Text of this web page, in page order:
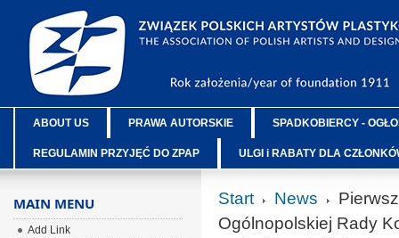
ABOUT US PRAWA AUTORSKIE SPADKOBIERCY -
REGULAMIN PRZYJĘĆ DO ZPAP ULGI i RABATY DLA
Start News
Ogólnopolskiej Rady
MAIN MENU
Add Link